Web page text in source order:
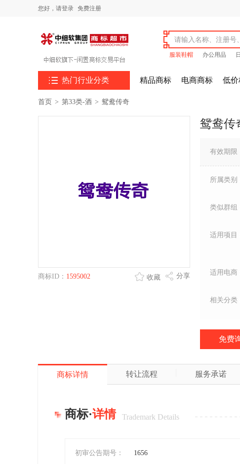
您好， 请登录 免费注册
服装鞋帽 办公用品
 热门行业分类 精品商标 电商商标 低价
首页 > 第33类-酒 > 鸳鸯传奇
商标ID： 1595002 分享
收藏
鸳鸯传
有效期限
所属类别
类似群组
适用项目
适用电商
相关分类
免费
商标详情 转让流程 服务承诺
商标·详情 Trademark Details
初审公告期号： 1656